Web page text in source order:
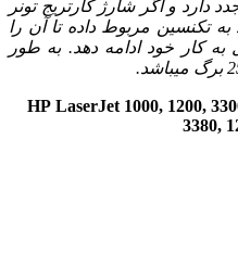
دارد و اگر شارژ کارتریج تونر
تکنسین مربوط داده تا آن را
کار خود ادامه دهد. به طور
LaserJet 1000, 1200,
3380,